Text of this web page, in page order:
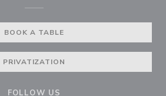
BOOK A TABLE
PRIVATIZATION
FOLLOW US